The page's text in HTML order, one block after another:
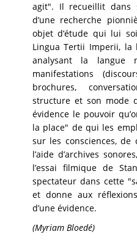
agit". Il recueillit dans
d’une recherche
objet d’étude qui lui
Lingua Tertii Imperii, la
analysant la langue
manifestations
brochures,
structure et son mode
évidence le pouvoir
la place" de qui les
sur les consciences,
l’aide d’archives
l’essai filmique de
spectateur dans cette
et donne aux
d’une évidence.
(Myriam Bloedé)